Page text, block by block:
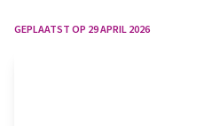
GEPLAATST OP 29 APRIL 2026